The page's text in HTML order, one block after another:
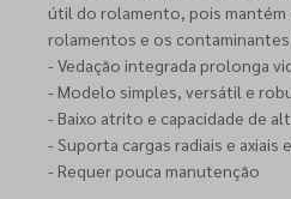
útil do rolamento, pois
rolamentos e os contaminantes
- Vedação integrada prolonga
- Modelo simples, versátil e
- Baixo atrito e capacidade de
- Suporta cargas radiais e axiais
- Requer pouca manutenção